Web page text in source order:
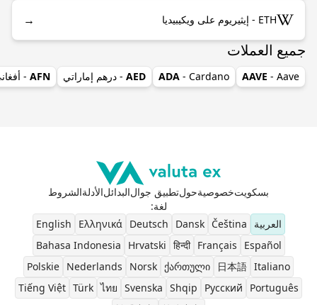
ETH - إيثيريوم على ويكيبيديا →
جميع العملات
AAVE - Aave
ADA - Cardano
AED - درهم إماراتي AFN
-
بسكويتخصوصيةحولتطبيق جوالالبدائلالأدلةالشروط
لغة:
العربية
Čeština
Dansk
Deutsch
Ελληνικά
English
Español
Français
हिन्दी
Hrvatski
Bahasa Indonesia
Italiano
日本語
ქართული
Norsk
Nederlands
Polskie
Português
Pусский
Shqip
Svenska
ไทย
Türk
Tiếng Việt